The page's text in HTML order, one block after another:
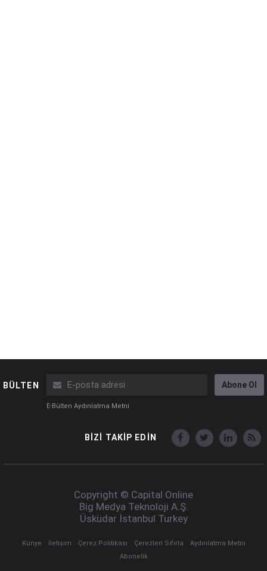
BÜLTEN Abone Ol
E-Bülten Aydınlatma Metni
BİZİ TAKİP EDİN
Copyright © Capital Online
Big Medya Teknoloji A.Ş.
Üsküdar İstanbul Turkey
Künye İletişim Çerez Politikası Çerezleri Sıfırla
Aydınlatma Metni
Abonelik